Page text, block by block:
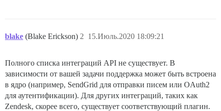
blake (Blake Erickson) 15.Июль.2020 18:09:21
2
Полного списка интеграций API не существует. В
зависимости от вашей задачи поддержка может быть встроена
в ядро (например, SendGrid для отправки писем или OAuth2
для аутентификации). Для других интеграций, таких как
Zendesk, скорее всего, существует соответствующий плагин.